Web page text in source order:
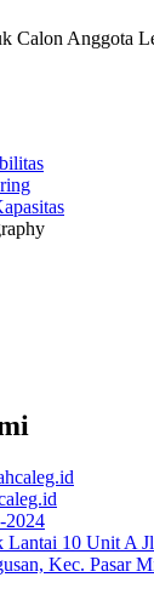
Calon Anggota
2024
Lantai 10 Unit A
Kec. Pasar